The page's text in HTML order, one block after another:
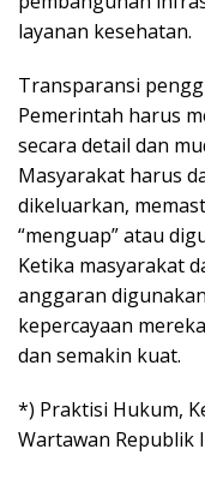
layanan kesehatan.
Transparansi
Pemerintah harus
secara detail dan
Masyarakat harus
dikeluarkan,
“menguap” atau
Ketika masyarakat
anggaran
kepercayaan
dan semakin kuat.
*) Praktisi Hukum,
Wartawan Republik